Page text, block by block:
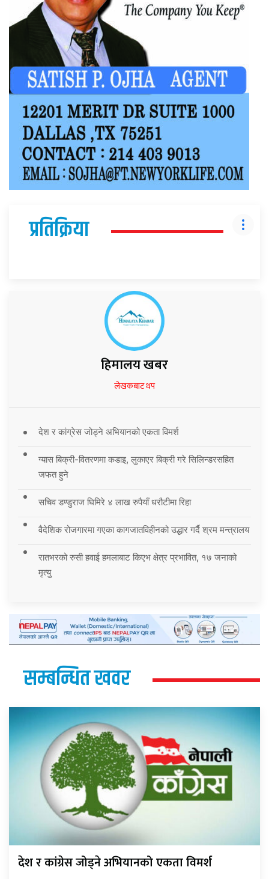
प्रतिक्रिया
हिमालय खबर
लेखकबाट थप
देश र कांग्रेस जोड्ने अभियानको एकता विमर्श
ग्यास बिक्री-वितरणमा कडाइ, लुकाएर बिक्री गरे सिलिन्डरसहित
जफत हुने
सचिव डण्डुराज घिमिरे ४ लाख रुपैयाँ धरौटीमा रिहा
वैदेशिक रोजगारमा गएका कागजातविहीनको उद्धार गर्दै श्रम मन्त्रालय
रातभरको रुसी हवाई हमलाबाट किएभ क्षेत्र प्रभावित, १७ जनाको
मृत्यु
सम्बन्धित खवर
देश र कांग्रेस जोड्ने अभियानको एकता विमर्श